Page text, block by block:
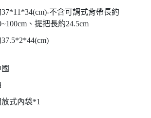
不含可調式背帶長約
、提把長約24.5cm
放式內袋*1